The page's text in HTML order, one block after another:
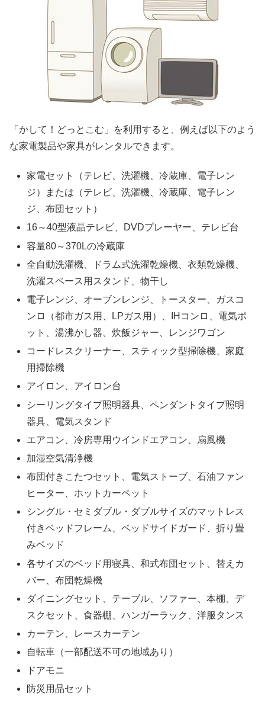
「かして！どっとこむ」を利用すると、例えば以下のよう
な家電製品や家具がレンタルできます。
家電セット（テレビ、洗濯機、冷蔵庫、電子レン
ジ）または（テレビ、洗濯機、冷蔵庫、電子レン
ジ、布団セット）
16～40型液晶テレビ、DVDプレーヤー、テレビ台
容量80～370Lの冷蔵庫
全自動洗濯機、ドラム式洗濯乾燥機、衣類乾燥機、
洗濯スペース用スタンド、物干し
電子レンジ、オーブンレンジ、トースター、ガスコ
ンロ（都市ガス用、LPガス用）、IHコンロ、電気ポ
ット、湯沸かし器、炊飯ジャー、レンジワゴン
コードレスクリーナー、スティック型掃除機、家庭
用掃除機
アイロン、アイロン台
シーリングタイプ照明器具、ペンダントタイプ照明
器具、電気スタンド
エアコン、冷房専用ウインドエアコン、扇風機
加湿空気清浄機
布団付きこたつセット、電気ストーブ、石油ファン
ヒーター、ホットカーペット
シングル・セミダブル・ダブルサイズのマットレス
付きベッドフレーム、ベッドサイドガード、折り畳
みベッド
各サイズのベッド用寝具、和式布団セット、替えカ
バー、布団乾燥機
ダイニングセット、テーブル、ソファー、本棚、デ
スクセット、食器棚、ハンガーラック、洋服タンス
カーテン、レースカーテン
自転車（一部配送不可の地域あり）
ドアモニ
防災用品セット